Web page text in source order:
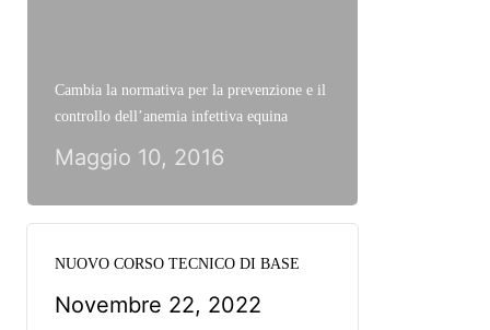
Cambia la normativa per la prevenzione e il
controllo dell’anemia infettiva equina
Maggio 10, 2016
NUOVO CORSO TECNICO DI BASE
Novembre 22, 2022